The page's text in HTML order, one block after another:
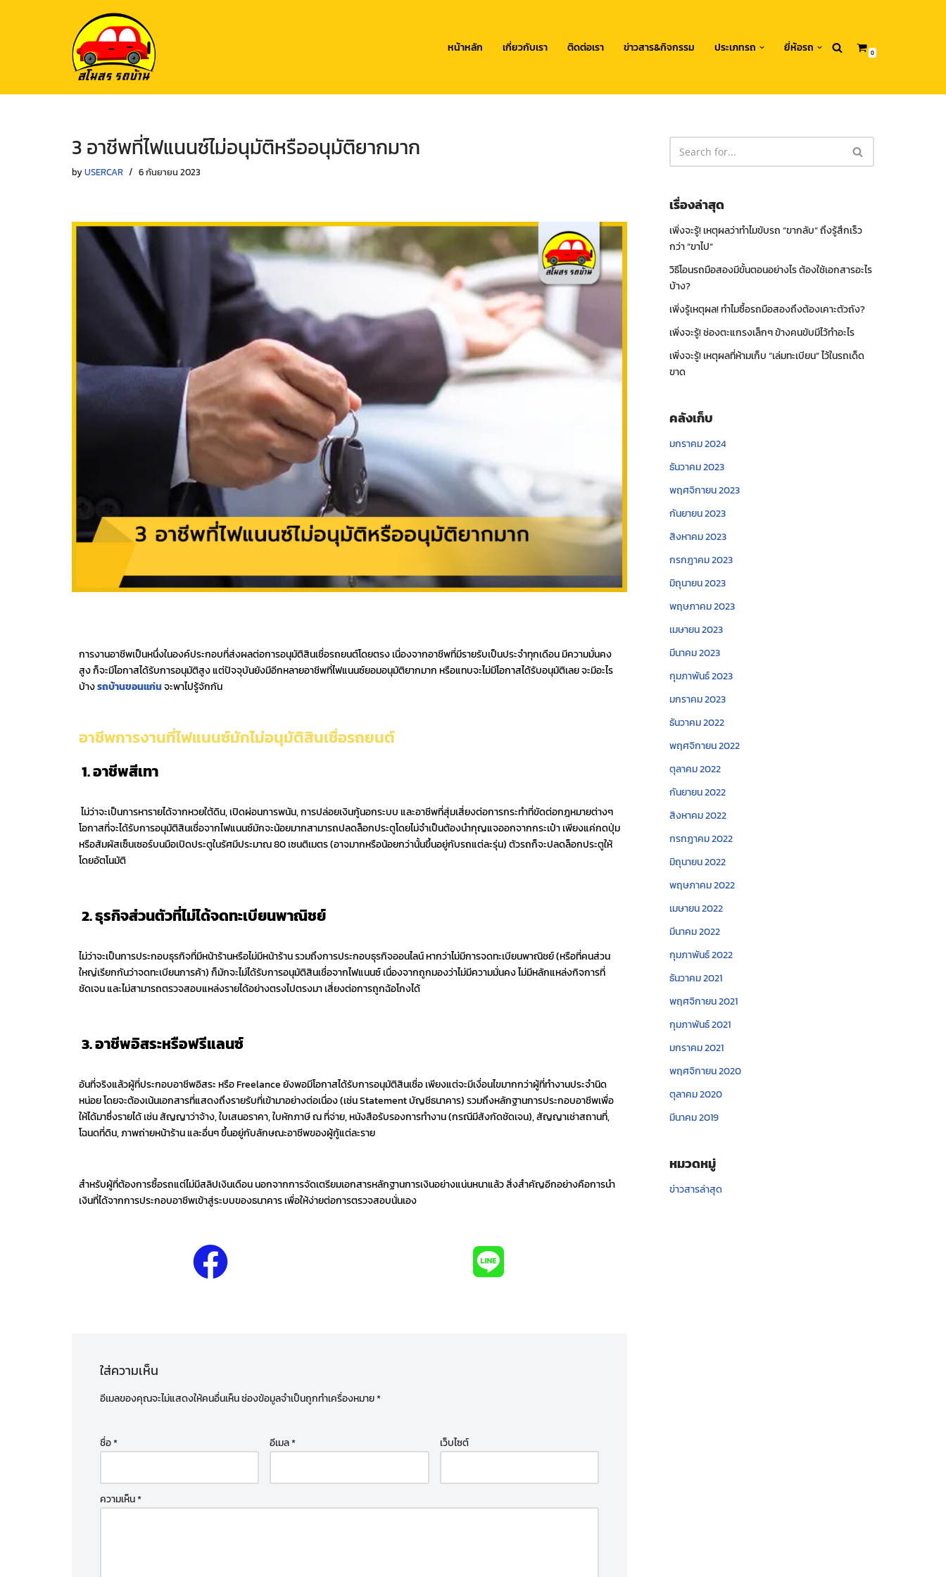
หน้าหลัก เกี่ยวกับเรา ติดต่อเรา ข่าวสาร&กิจกรรม ประเภทรถ ยี่ห้อรถ 0
3 อาชีพที่ไฟแนนซ์ไม่อนุมัติหรืออนุมัติยากมาก
byUSERCAR 6 กันยายน 2023
การงานอาชีพเป็นหนึ่งในองค์ประกอบที่ส่งผลต่อการอนุมัติสินเชื่อรถยนต์โดยตรง เนื่องจากอาชีพที่มีรายรับเป็นประจำทุกเดือน มีความมั่นคง
สูง ก็จะมีโอกาสได้รับการอนุมัติสูง แต่ปัจจุบันยังมีอีกหลายอาชีพที่ไฟแนนซ์ยอมอนุมัติยากมาก หรือแทบจะไม่มีโอกาสได้รับอนุมัติเลย จะมีอะไร
บ้างรถบ้านขอนแก่นจะพาไปรู้จักกัน
อาชีพการงานที่ไฟแนนซ์มักไม่อนุมัติสินเชื่อรถยนต์
1. อาชีพสีเทา
ไม่ว่าจะเป็นการหารายได้จากหวยใต้ดิน,​ เปิดผ่อนการพนัน, การปล่อยเงินกู้นอกระบบ และอาชีพที่สุ่มเสี่ยงต่อการกระทำที่ขัดต่อกฎหมายต่างๆ
โอกาสที่จะได้รับการอนุมัติสินเชื่อจากไฟแนนซ์มักจะน้อยมากสามารถปลดล็อกประตูโดยไม่จำเป็นต้องนำกุญแจออกจากกระเป๋า เพียงแค่กดปุ่ม
หรือสัมผัสเซ็นเซอร์บนมือเปิดประตูในรัศมีประมาณ 80 เซนติเมตร (อาจมากหรือน้อยกว่านั้นขึ้นอยู่กับรถแต่ละรุ่น) ตัวรถก็จะปลดล็อกประตูให้
โดยอัตโนมัติ
2. ธุรกิจส่วนตัวที่ไม่ได้จดทะเบียนพาณิชย์
ไม่ว่าจะเป็นการประกอบธุรกิจที่มีหน้าร้านหรือไม่มีหน้าร้าน รวมถึงการประกอบธุรกิจออนไลน์ หากว่าไม่มีการจดทะเบียนพาณิชย์ (หรือที่คนส่วน
ใหญ่เรียกกันว่าจดทะเบียนการค้า) ก็มักจะไม่ได้รับการอนุมัติสินเชื่อจากไฟแนนซ์ เนื่องจากถูกมองว่าไม่มีความมั่นคง ไม่มีหลักแหล่งกิจการที่
ชัดเจน และไม่สามารถตรวจสอบแหล่งรายได้อย่างตรงไปตรงมา เสี่ยงต่อการถูกฉ้อโกงได้
3. อาชีพอิสระหรือฟรีแลนซ์
อันที่จริงแล้วผู้ที่ประกอบอาชีพอิสระ หรือ Freelance ยังพอมีโอกาสได้รับการอนุมัติสินเชื่อ เพียงแต่จะมีเงื่อนไขมากกว่าผู้ที่ทำงานประจำนิด
หน่อย โดยจะต้องเน้นเอกสารที่แสดงถึงรายรับที่เข้ามาอย่างต่อเนื่อง (เช่น Statement บัญชีธนาคาร) รวมถึงหลักฐานการประกอบอาชีพเพื่อ
ให้ได้มาซึ่งรายได้ เช่น สัญญาว่าจ้าง, ใบเสนอราคา, ใบหักภาษี ณ ที่จ่าย, หนังสือรับรองการทำงาน (กรณีมีสังกัดชัดเจน), สัญญาเช่าสถานที่,
โฉนดที่ดิน, ภาพถ่ายหน้าร้าน และอื่นๆ ขึ้นอยู่กับลักษณะอาชีพของผู้กู้แต่ละราย
สำหรับผู้ที่ต้องการซื้อรถแต่ไม่มีสลิปเงินเดือน นอกจากการจัดเตรียมเอกสารหลักฐานการเงินอย่างแน่นหนาแล้ว สิ่งสำคัญอีกอย่างคือการนำ
เงินที่ได้จากการประกอบอาชีพเข้าสู่ระบบของธนาคาร เพื่อให้ง่ายต่อการตรวจสอบนั่นเอง
ใส่ความเห็น
อีเมลของคุณจะไม่แสดงให้คนอื่นเห็นช่องข้อมูลจำเป็นถูกทำเครื่องหมาย*
ชื่อ* อีเมล* เว็บไซต์
ความเห็น*
เรื่องล่าสุด
เพิ่งจะรู้! เหตุผลว่าทำไมขับรถ “ขากลับ” ถึงรู้สึกเร็ว
กว่า “ขาไป”
วิธีโอนรถมือสองมีขั้นตอนอย่างไร ต้องใช้เอกสารอะไร
บ้าง?
เพิ่งรู้เหตุผล! ทำไมซื้อรถมือสองถึงต้องเคาะตัวถัง?
เพิ่งจะรู้! ช่องตะแกรงเล็กๆ ข้างคนขับมีไว้ทำอะไร
เพิ่งจะรู้! เหตุผลที่ห้ามเก็บ “เล่มทะเบียน” ไว้ในรถเด็ด
ขาด
คลังเก็บ
มกราคม 2024
ธันวาคม 2023
พฤศจิกายน 2023
กันยายน 2023
สิงหาคม 2023
กรกฎาคม 2023
มิถุนายน 2023
พฤษภาคม 2023
เมษายน 2023
มีนาคม 2023
กุมภาพันธ์ 2023
มกราคม 2023
ธันวาคม 2022
พฤศจิกายน 2022
ตุลาคม 2022
กันยายน 2022
สิงหาคม 2022
กรกฎาคม 2022
มิถุนายน 2022
พฤษภาคม 2022
เมษายน 2022
มีนาคม 2022
กุมภาพันธ์ 2022
ธันวาคม 2021
พฤศจิกายน 2021
กุมภาพันธ์ 2021
มกราคม 2021
พฤศจิกายน 2020
ตุลาคม 2020
มีนาคม 2019
หมวดหมู่
ข่าวสารล่าสุด